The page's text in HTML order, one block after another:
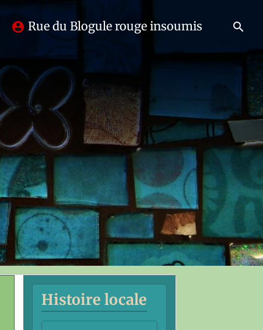
Rue du Blogule rouge insoumis
Histoire locale